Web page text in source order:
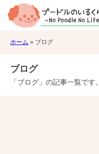
ホーム » ブログ
ブログ
「ブログ」の記事一覧です。